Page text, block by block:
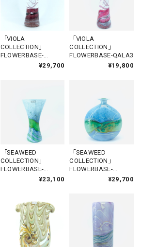
「VIOLA
COLLECTION」
FLOWERBASE-
¥29,700
「VIOLA
COLLECTION」
FLOWERBASE-QALA3
¥19,800
「SEAWEED
COLLECTION」
FLOWERBASE-
¥23,100
「SEAWEED
COLLECTION」
FLOWERBASE-
¥29,700